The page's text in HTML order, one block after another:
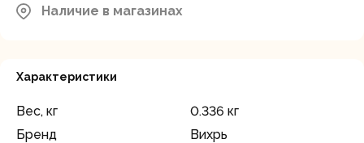
Наличие в магазинах
район, д.Грибки, ул. Промышленная
Характеристики
Вес, кг
0.336 кг
Бренд
Вихрь